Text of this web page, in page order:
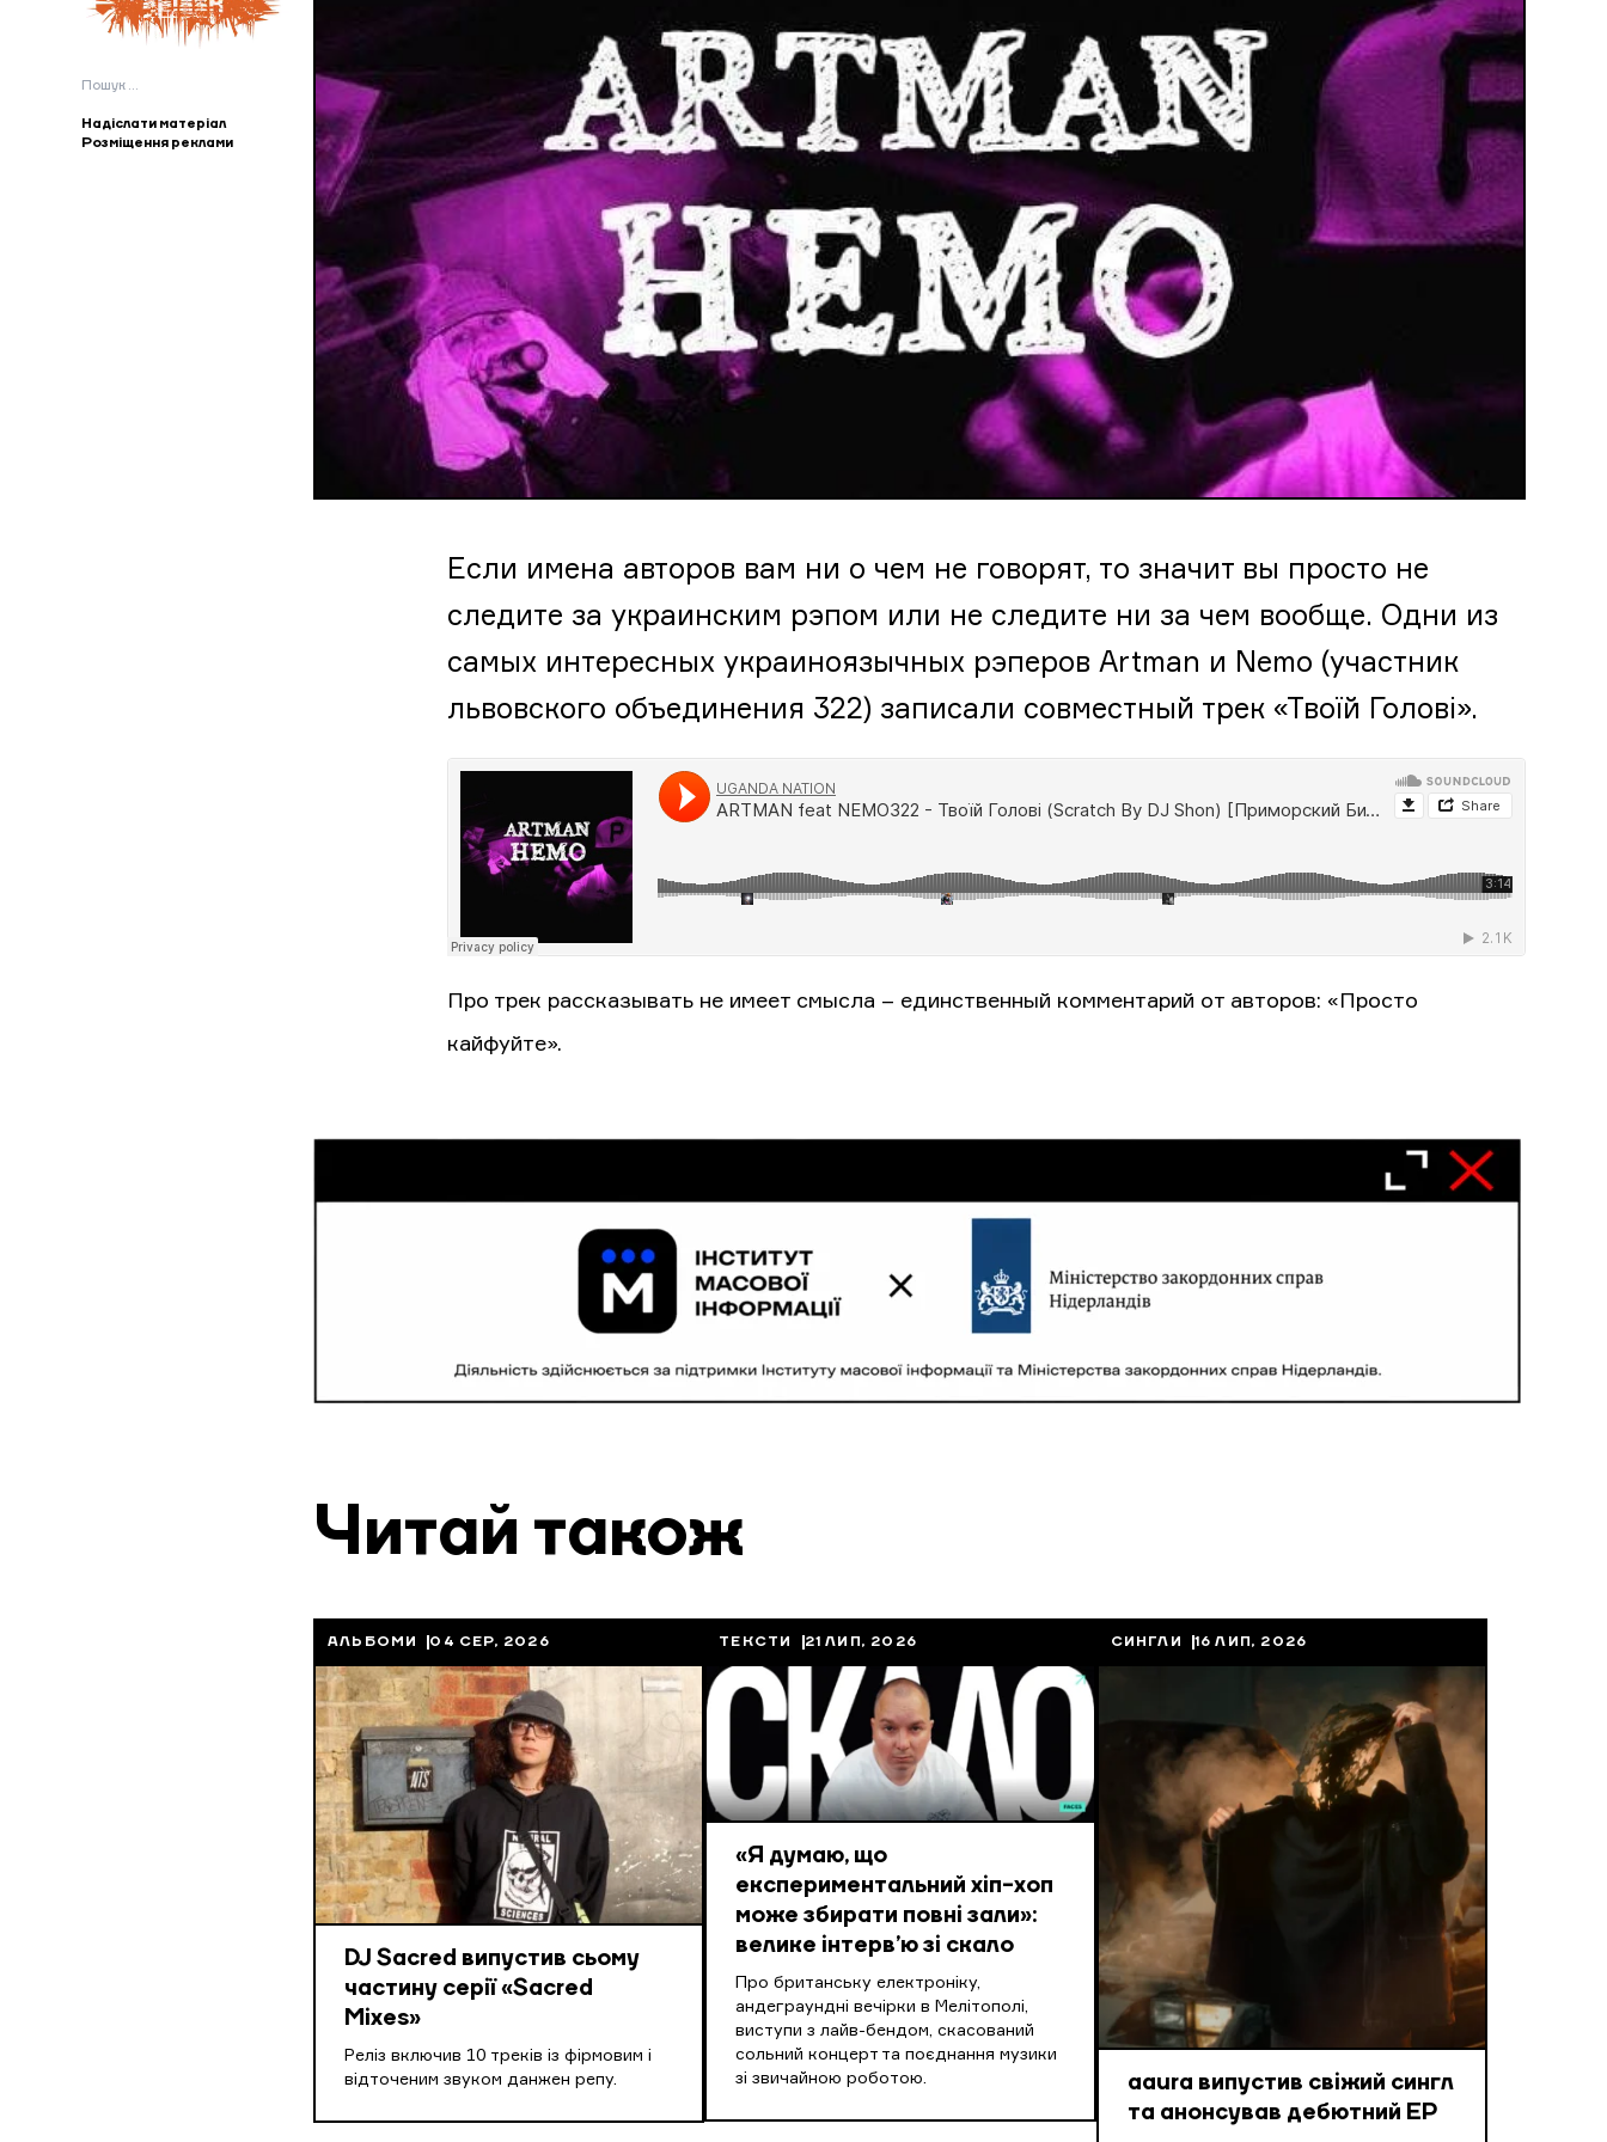
Пошук:
Надіслати матеріал
Розміщення реклами
Если имена авторов вам ни о чем не говорят, то значит вы просто не
следите за украинским рэпом или не следите ни за чем вообще. Одни из
самых интересных украиноязычных рэперов Artman и Nemo (участник
львовского объединения 322) записали совместный трек «Твоїй Голові».
Про трек рассказывать не имеет смысла – единственный комментарий от авторов: «Просто
кайфуйте».
Читай також
АЛЬБОМИ 04 СЕР, 2026
DJ Sacred випустив сьому
частину серії «Sacred
Mixes»
Реліз включив 10 треків із фірмовим і
відточеним звуком данжен репу.
ТЕКСТИ 21 ЛИП, 2026
«Я думаю, що
експериментальний хіп-хоп
може збирати повні зали»:
велике інтерв’ю зі скало
Про британську електроніку,
андеграундні вечірки в Мелітополі,
виступи з лайв-бендом, скасований
сольний концерт та поєднання музики
зі звичайною роботою.
СИНГЛИ 16 ЛИП, 2026
aaura випустив свіжий сингл
та анонсував дебютний EP